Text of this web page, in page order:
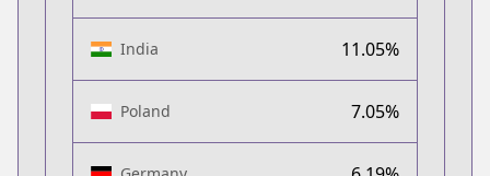
India 11.05%
Poland 7.05%